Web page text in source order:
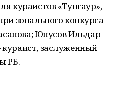
кураистов «Тунгаур»,
зонального конкурса
Юнусов Ильдар
заслуженный
РБ.